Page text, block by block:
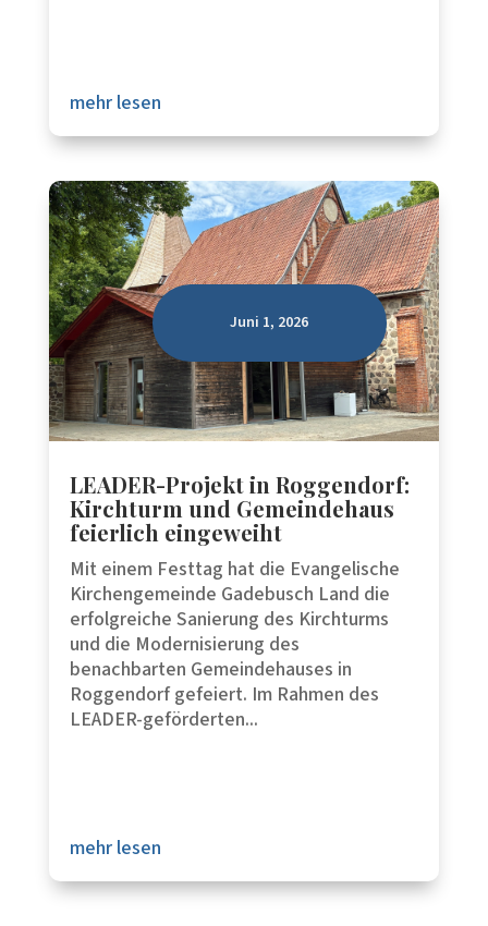
mehr lesen
LEADER-Projekt in Roggendorf:
Kirchturm und Gemeindehaus
feierlich eingeweiht
Juni 1, 2026
Mit einem Festtag hat die Evangelische
Kirchengemeinde Gadebusch Land die
erfolgreiche Sanierung des Kirchturms
und die Modernisierung des
benachbarten Gemeindehauses in
Roggendorf gefeiert. Im Rahmen des
LEADER-geförderten...
mehr lesen